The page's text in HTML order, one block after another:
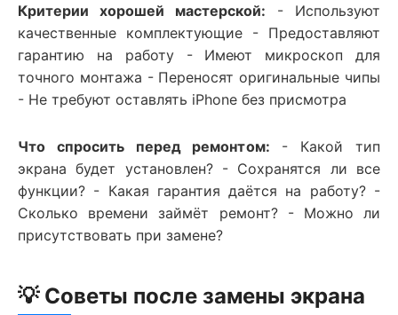
Критерии хорошей мастерской: - Используют
качественные комплектующие - Предоставляют
гарантию на работу - Имеют микроскоп для
точного монтажа - Переносят оригинальные чипы
- Не требуют оставлять iPhone без присмотра
Что спросить перед ремонтом: - Какой тип
экрана будет установлен? - Сохранятся ли все
функции? - Какая гарантия даётся на работу? -
Сколько времени займёт ремонт? - Можно ли
присутствовать при замене?
💡 Советы после замены экрана